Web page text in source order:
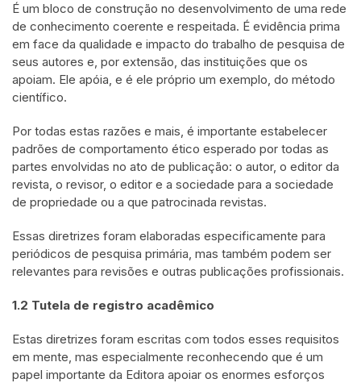
É um bloco de construção no desenvolvimento de uma rede
de conhecimento coerente e respeitada. É evidência prima
em face da qualidade e impacto do trabalho de pesquisa de
seus autores e, por extensão, das instituições que os
apoiam. Ele apóia, e é ele próprio um exemplo, do método
científico.
Por todas estas razões e mais, é importante estabelecer
padrões de comportamento ético esperado por todas as
partes envolvidas no ato de publicação: o autor, o editor da
revista, o revisor, o editor e a sociedade para a sociedade
de propriedade ou a que patrocinada revistas.
Essas diretrizes foram elaboradas especificamente para
periódicos de pesquisa primária, mas também podem ser
relevantes para revisões e outras publicações profissionais.
1.2 Tutela de registro acadêmico
Estas diretrizes foram escritas com todos esses requisitos
em mente, mas especialmente reconhecendo que é um
papel importante da Editora apoiar os enormes esforços